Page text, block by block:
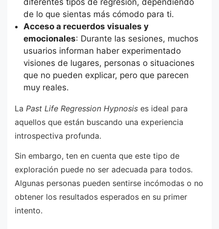
de lo que sientas más cómodo para ti.
Acceso a recuerdos visuales y
emocionales: Durante las sesiones, muchos
usuarios informan haber experimentado
visiones de lugares, personas o situaciones
que no pueden explicar, pero que parecen
muy reales.
La Past Life Regression Hypnosis es ideal para
aquellos que están buscando una experiencia
introspectiva profunda.
Sin embargo, ten en cuenta que este tipo de
exploración puede no ser adecuada para todos.
Algunas personas pueden sentirse incómodas o no
obtener los resultados esperados en su primer
intento.